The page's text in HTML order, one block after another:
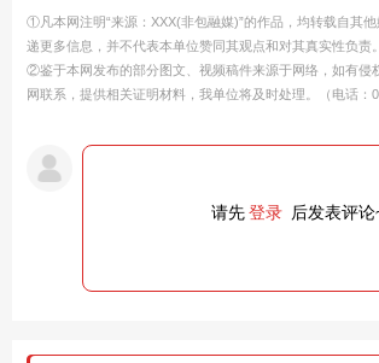
①凡本网注明“来源：XXX(非包融媒)”的作品，均转载自其
递更多信息，并不代表本单位赞同其观点和对其真实性负责。
②鉴于本网发布的部分图文、视频稿件来源于网络，如有侵
网联系，提供相关证明材料，我单位将及时处理。（电话：
请先登录 后发表评论